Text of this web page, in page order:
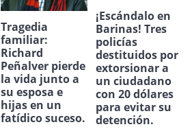
Tragedia
familiar:
Richard
Peñalver pierde
la vida junto a
su esposa e
hijas en un
fatídico suceso.
¡Escándalo en
Barinas! Tres
policías
destituidos por
extorsionar a
un ciudadano
con 20 dólares
para evitar su
detención.